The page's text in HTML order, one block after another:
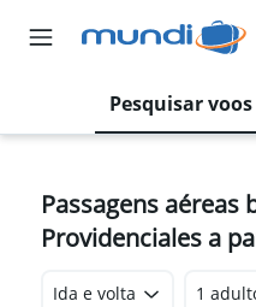
Pesquisar voos
Passagens aéreas
Providenciales a
Ida e volta 1